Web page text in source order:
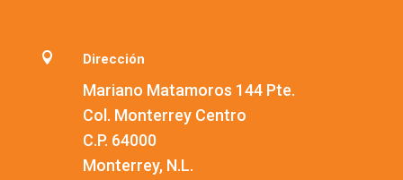
 Dirección
Mariano Matamoros 144 Pte.
Col. Monterrey Centro
C.P. 64000
Monterrey, N.L.